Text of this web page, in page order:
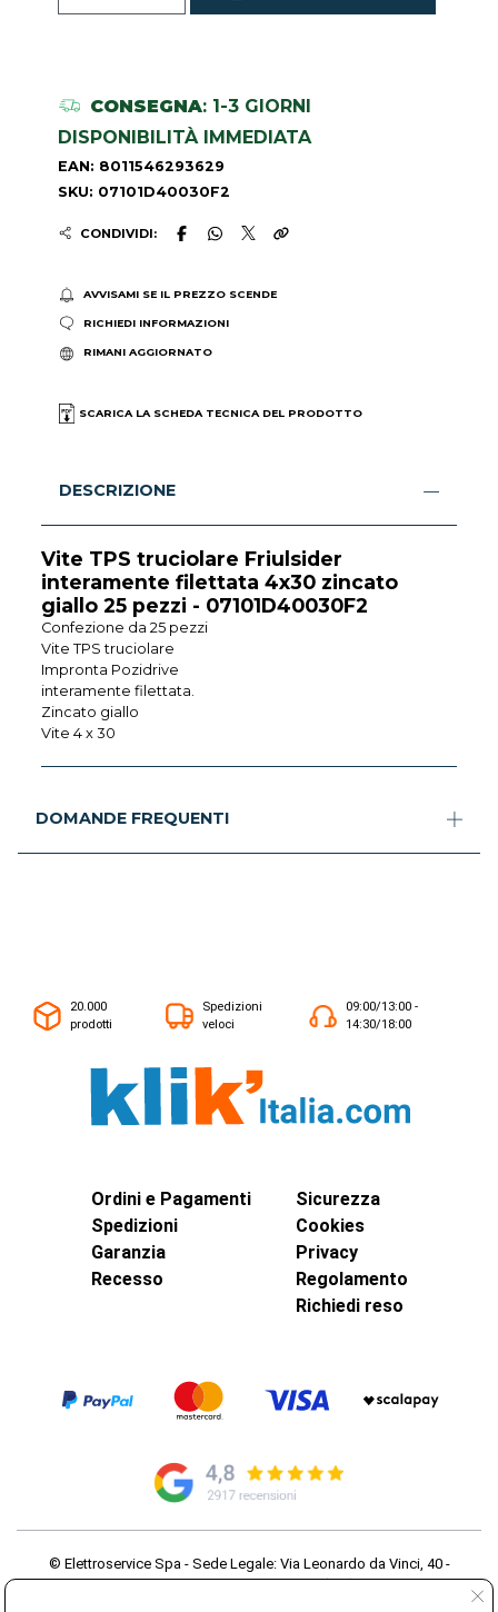
CONSEGNA: 1-3 GIORNI
DISPONIBILITÀ IMMEDIATA
EAN: 8011546293629
SKU: 07101D40030F2
CONDIVIDI:
AVVISAMI SE IL PREZZO SCENDE
RICHIEDI INFORMAZIONI
RIMANI AGGIORNATO
SCARICA LA SCHEDA TECNICA DEL PRODOTTO
DESCRIZIONE
Vite TPS truciolare Friulsider
interamente filettata 4x30 zincato
giallo 25 pezzi - 07101D40030F2
Confezione da 25 pezzi
Vite TPS truciolare
Impronta Pozidrive
interamente filettata.
Zincato giallo
Vite 4 x 30
DOMANDE FREQUENTI
20.000
prodotti
Spedizioni
veloci
09:00/13:00 -
14:30/18:00
Ordini e Pagamenti
Spedizioni
Garanzia
Recesso
Sicurezza
Cookies
Privacy
Regolamento
Richiedi reso
© Elettroservice Spa - Sede Legale: Via Leonardo da Vinci, 40 -
00015 Monterotondo Scalo (RM)